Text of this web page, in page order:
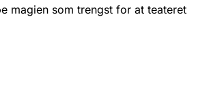
magien som trengst for at teateret